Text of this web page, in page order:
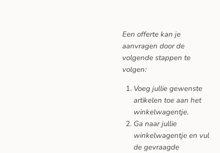
Een offerte kan je
aanvragen door de
volgende stappen te
volgen:
Voeg jullie gewenste
artikelen toe aan het
winkelwagentje.
Ga naar jullie
winkelwagentje en vul
de gevraagde